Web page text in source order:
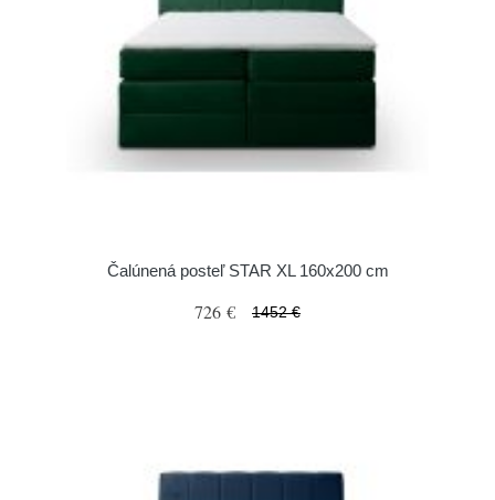
Čalúnená posteľ STAR XL 160x200 cm
726 € 1452 €